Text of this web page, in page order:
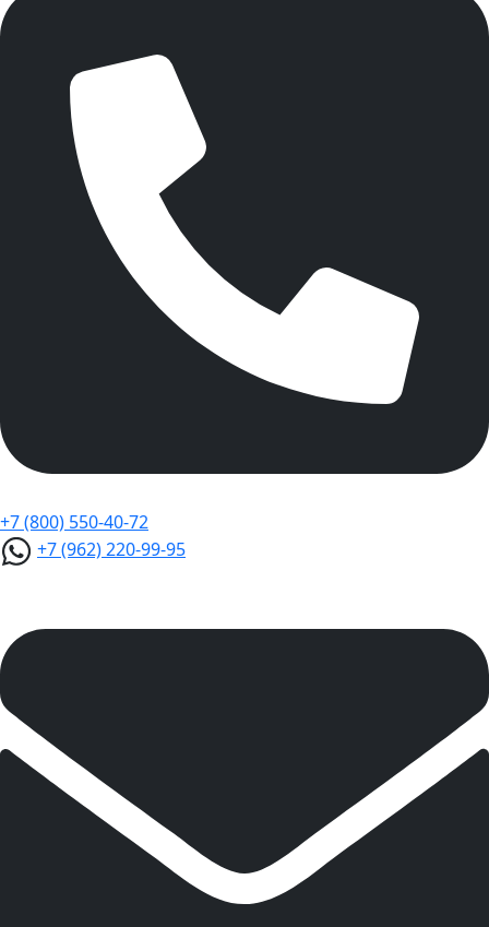
+7 (800) 550-40-72
+7 (962) 220-99-95